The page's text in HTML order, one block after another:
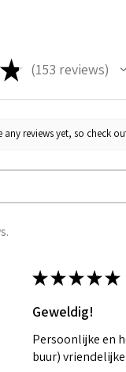
★ 153 reviews
153
reviews yet, so check
★★★★★
Geweldig!
Persoonlijke en
buur)